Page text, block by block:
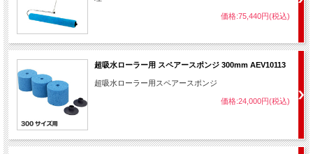
価格:75,440円(税込)
超吸水ローラー用 スペアースポンジ 300mm AEV10113
超吸水ローラー用スペアースポンジ
価格:24,000円(税込)